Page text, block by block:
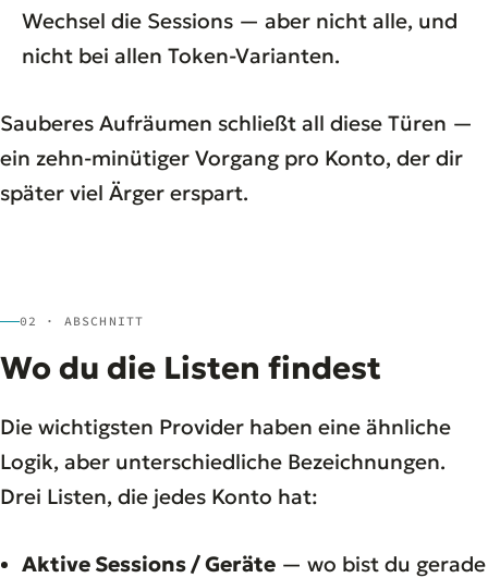
Wechsel die Sessions — aber nicht alle, und
nicht bei allen Token-Varianten.
Sauberes Aufräumen schließt all diese Türen —
ein zehn-minütiger Vorgang pro Konto, der dir
später viel Ärger erspart.
02 · ABSCHNITT
Wo du die Listen findest
Die wichtigsten Provider haben eine ähnliche
Logik, aber unterschiedliche Bezeichnungen.
Drei Listen, die jedes Konto hat:
Aktive Sessions / Geräte — wo bist du gerade